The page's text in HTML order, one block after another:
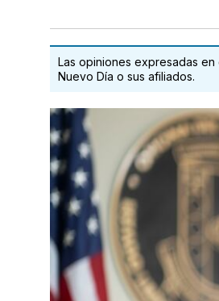
Las opiniones expresadas
Nuevo Día o sus afiliados.